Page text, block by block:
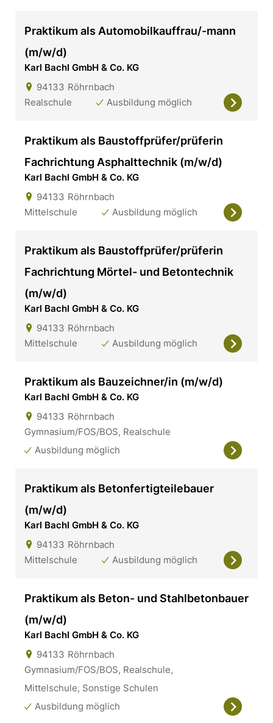
Praktikum als Automobilkauffrau/-mann
(m/w/d)
Karl Bachl GmbH & Co. KG
94133 Röhrnbach
Realschule
Ausbildung möglich
Praktikum als Baustoffprüfer/prüferin
Fachrichtung Asphalttechnik (m/w/d)
Karl Bachl GmbH & Co. KG
94133 Röhrnbach
Mittelschule
Ausbildung möglich
Praktikum als Baustoffprüfer/prüferin
Fachrichtung Mörtel- und Betontechnik
(m/w/d)
Karl Bachl GmbH & Co. KG
94133 Röhrnbach
Mittelschule
Ausbildung möglich
Praktikum als Bauzeichner/in (m/w/d)
Karl Bachl GmbH & Co. KG
94133 Röhrnbach
Gymnasium/FOS/BOS, Realschule
Ausbildung möglich
Praktikum als Betonfertigteilebauer
(m/w/d)
Karl Bachl GmbH & Co. KG
94133 Röhrnbach
Mittelschule
Ausbildung möglich
Praktikum als Beton- und Stahlbetonbauer
(m/w/d)
Karl Bachl GmbH & Co. KG
94133 Röhrnbach
Gymnasium/FOS/BOS, Realschule,
Mittelschule, Sonstige Schulen
Ausbildung möglich